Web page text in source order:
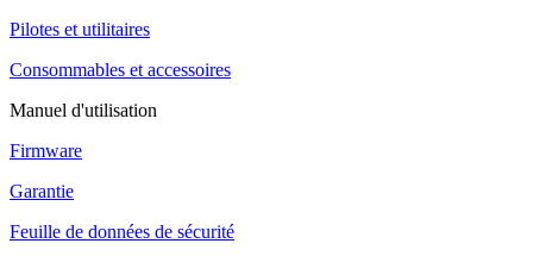
Pilotes et utilitaires
Consommables et accessoires
Manuel d'utilisation
Firmware
Garantie
Feuille de données de sécurité